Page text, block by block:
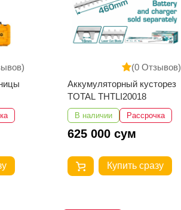
(0 Отзывов)
Аккумуляторный кусторез
TOTAL THTLI20018
В наличии Рассрочка
625 000 сум
Купить сразу